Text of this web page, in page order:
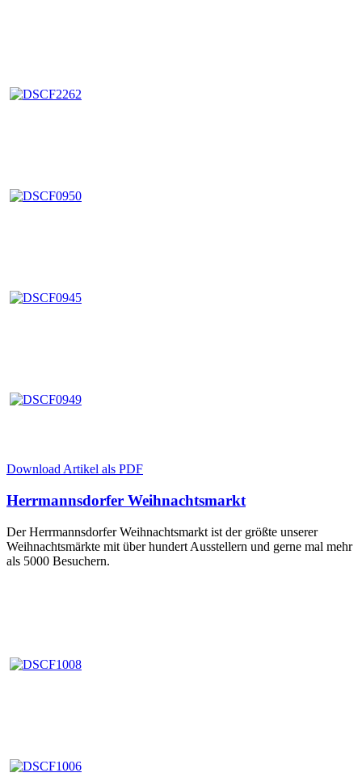
Download Artikel als PDF
Herrmannsdorfer Weihnachtsmarkt
Der Herrmannsdorfer Weihnachtsmarkt ist der größte unserer
Weihnachtsmärkte mit über hundert Ausstellern und gerne mal mehr
als 5000 Besuchern.